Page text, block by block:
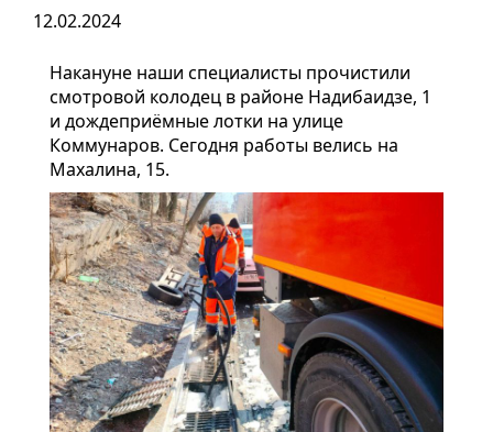
12.02.2024
Накануне наши специалисты прочистили
смотровой колодец в районе Надибаидзе, 1
и дождеприёмные лотки на улице
Коммунаров. Сегодня работы велись на
Махалина, 15.